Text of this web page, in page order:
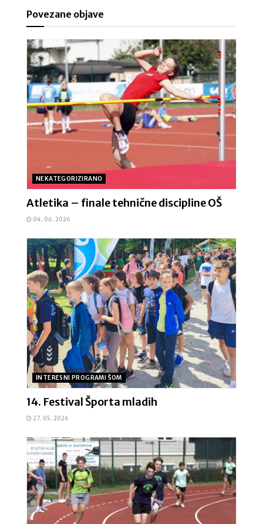
Povezane objave
NEKATEGORIZIRANO
Atletika – finale tehnične discipline OŠ
04. 06. 2026
INTERESNI PROGRAMI ŠOM
14. Festival Športa mladih
27. 05. 2026